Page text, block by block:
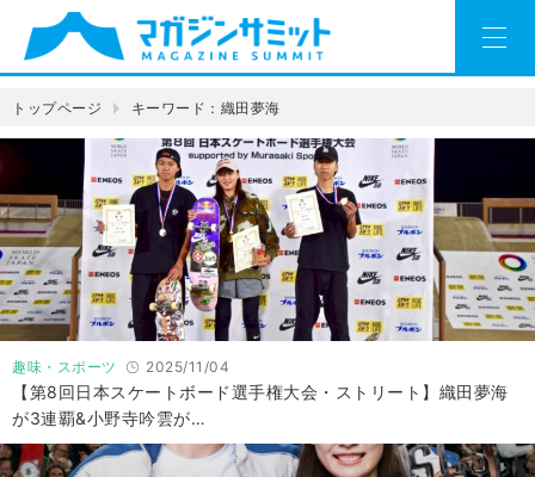
トップページ キーワード：織田夢海
趣味・スポーツ 2025/11/04
【第8回日本スケートボード選手権大会・ストリート】織田夢海
が3連覇&小野寺吟雲が…